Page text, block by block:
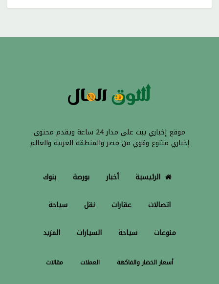
موقع إخباري يبث على مدار 24 ساعة ويقدم محتوى
إخباري متنوع وقوي من مصر والمنطقة العربية والعالم
الرئيسية أخبار بورصة بنوك
اتصالات عقارات نقل سياحة
منوعات سياحة السيارات المزيد
أسعار الخضار والفاكهة العملات مقالات